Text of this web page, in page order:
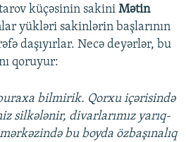
küçəsinin sakini Mətin
yükləri sakinlərin başlarının
daşıyırlar. Necə deyərlər, bu
qoruyur:
buraxa bilmirik. Qorxu içərisində
silkələnir, divarlarımız yarıq-
bu boyda özbaşınalıq